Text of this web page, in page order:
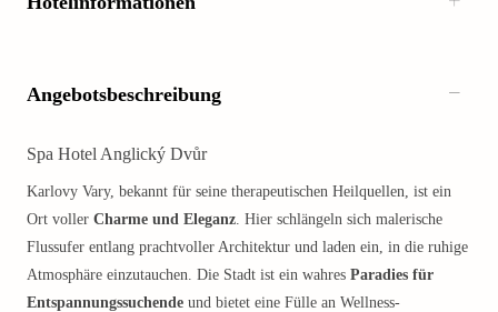
Angebotsbeschreibung
Spa Hotel Anglický Dvůr
Karlovy Vary, bekannt für seine therapeutischen Heilquellen, ist ein
Ort voller Charme und Eleganz. Hier schlängeln sich malerische
Flussufer entlang prachtvoller Architektur und laden ein, in die ruhige
Atmosphäre einzutauchen. Die Stadt ist ein wahres Paradies für
Entspannungssuchende und bietet eine Fülle an Wellness-